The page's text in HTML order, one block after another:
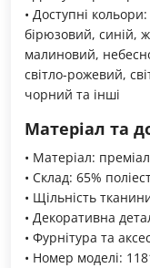
• Доступні
бірюзовий, синій,
малиновий,
світло-рожевий,
чорний та інші
Матеріал та
• Матеріал:
• Склад: 65%
• Щільність
• Декоративна
• Фурнітура та
• Номер моделі: